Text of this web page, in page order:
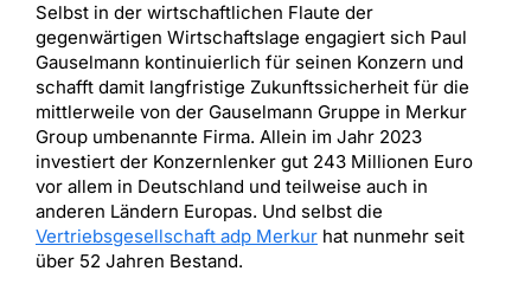
Selbst in der wirtschaftlichen Flaute der
gegenwärtigen Wirtschaftslage engagiert sich Paul
Gauselmann kontinuierlich für seinen Konzern und
schafft damit langfristige Zukunftssicherheit für die
mittlerweile von der Gauselmann Gruppe in Merkur
Group umbenannte Firma. Allein im Jahr 2023
investiert der Konzernlenker gut 243 Millionen Euro
vor allem in Deutschland und teilweise auch in
anderen Ländern Europas. Und selbst die
Vertriebsgesellschaft adp Merkurhat nunmehr seit
über 52 Jahren Bestand.